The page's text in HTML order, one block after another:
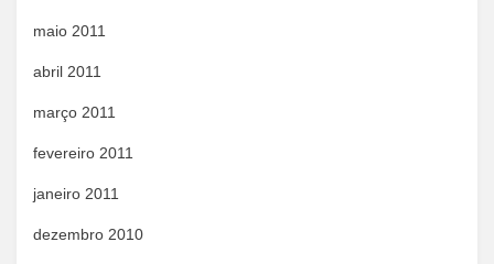
maio 2011
abril 2011
março 2011
fevereiro 2011
janeiro 2011
dezembro 2010